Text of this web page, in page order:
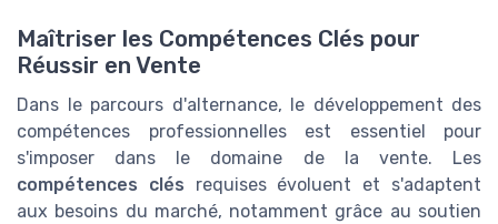
Maîtriser les Compétences Clés pour
Réussir en Vente
Dans le parcours d'alternance, le développement des
compétences professionnelles est essentiel pour
s'imposer dans le domaine de la vente. Les
compétences clés requises évoluent et s'adaptent
aux besoins du marché, notamment grâce au soutien